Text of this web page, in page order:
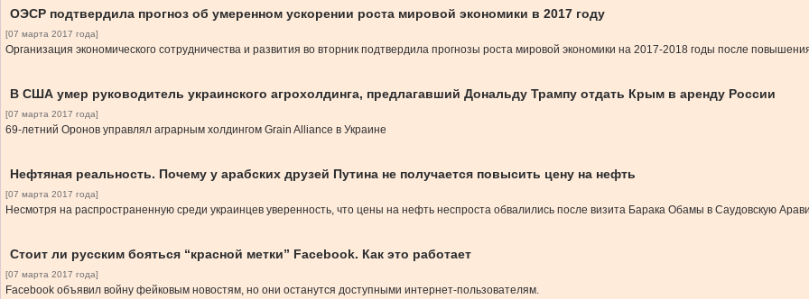
ОЭСР подтвердила прогноз об умеренном ускорении роста мировой экономики в 2017 году
[07 марта 2017 года]
Организация экономического сотрудничества и развития во вторник подтвердила прогнозы роста мировой экономики на 2017-2018 годы после
В США умер руководитель украинского агрохолдинга, предлагавший Дональду Трампу отдать Крым в аренду России
[07 марта 2017 года]
69-летний Оронов управлял аграрным холдингом Grain Alliance в Украине
Нефтяная реальность. Почему у арабских друзей Путина не получается повысить цену на нефть
[07 марта 2017 года]
Несмотря на распространенную среди украинцев уверенность, что цены на нефть неспроста обвалились после визита Барака Обамы в Саудовскую
Стоит ли русским бояться “красной метки” Facebook. Как это работает
[07 марта 2017 года]
Facebook объявил войну фейковым новостям, но они останутся доступными интернет-пользователям.